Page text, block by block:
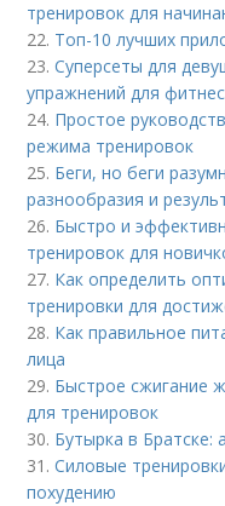
тренировок для
22. Топ-10 лучших
23.Суперсеты для
упражнений для
24. Простое
режима тренировок
25. Беги, но беги
разнообразия и
26. Быстро и
тренировок для
27. Как определить
тренировки для
28. Как правильное
лица
29. Быстрое сжигание
для тренировок
30. Бутырка в
31.Силовые
похудению